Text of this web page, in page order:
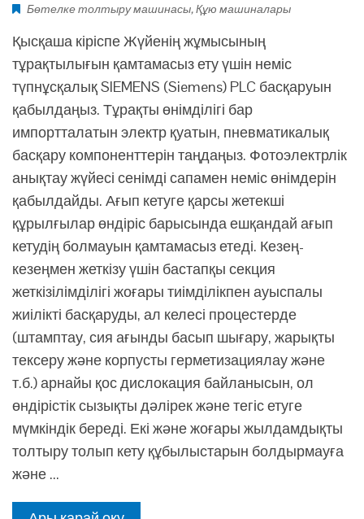
Бөтелке толтыру машинасы,Құю машиналары
Қысқаша кіріспе Жүйенің жұмысының
тұрақтылығын қамтамасыз ету үшін неміс
түпнұсқалық SIEMENS (Siemens) PLC басқаруын
қабылдаңыз. Тұрақты өнімділігі бар
импортталатын электр қуатын, пневматикалық
басқару компоненттерін таңдаңыз. Фотоэлектрлік
анықтау жүйесі сенімді сапамен неміс өнімдерін
қабылдайды. Ағып кетуге қарсы жетекші
құрылғылар өндіріс барысында ешқандай ағып
кетудің болмауын қамтамасыз етеді. Кезең-
кезеңмен жеткізу үшін бастапқы секция
жеткізілімділігі жоғары тиімділікпен ауыспалы
жиілікті басқаруды, ал келесі процестерде
(штамптау, сия ағынды басып шығару, жарықты
тексеру және корпусты герметизациялау және
т.б.) арнайы қос дислокация байланысын, ол
өндірістік сызықты дәлірек және тегіс етуге
мүмкіндік береді. Екі және жоғары жылдамдықты
толтыру толып кету құбылыстарын болдырмауға
және ...